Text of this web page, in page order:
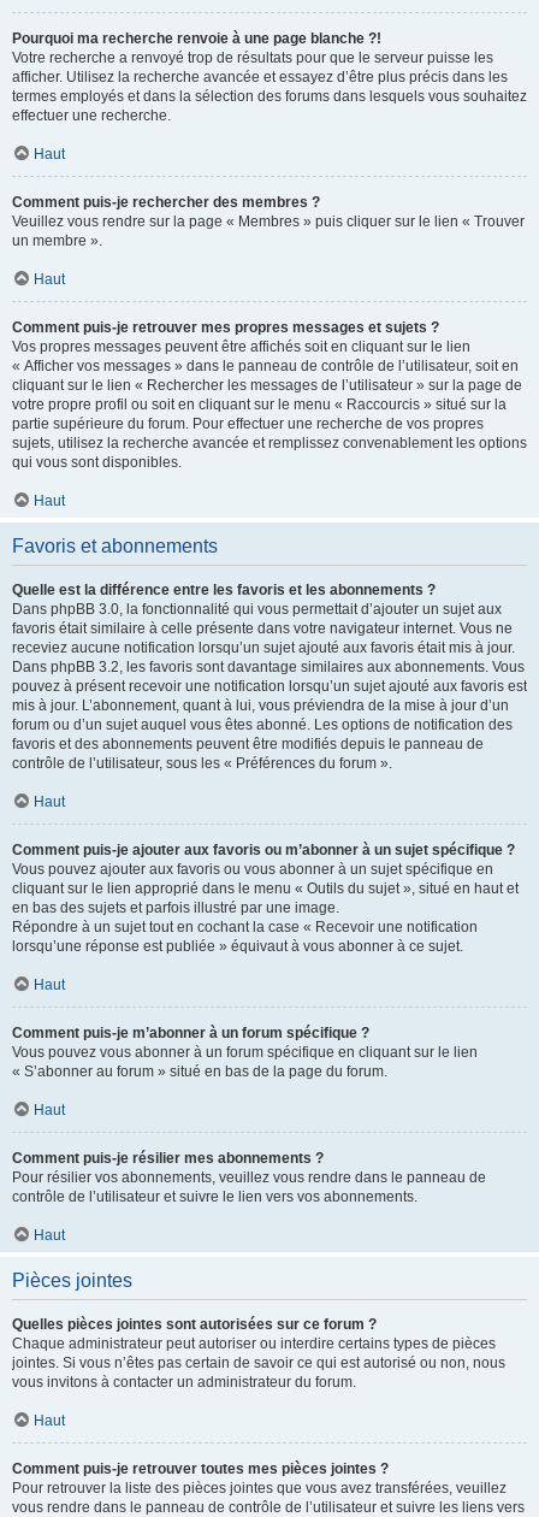
Pourquoi ma recherche renvoie à une page blanche ?!
Votre recherche a renvoyé trop de résultats pour que le serveur puisse les
afficher. Utilisez la recherche avancée et essayez d’être plus précis dans les
termes employés et dans la sélection des forums dans lesquels vous souhaitez
effectuer une recherche.
Haut
Comment puis-je rechercher des membres ?
Veuillez vous rendre sur la page « Membres » puis cliquer sur le lien « Trouver
un membre ».
Haut
Comment puis-je retrouver mes propres messages et sujets ?
Vos propres messages peuvent être affichés soit en cliquant sur le lien
« Afficher vos messages » dans le panneau de contrôle de l’utilisateur, soit en
cliquant sur le lien « Rechercher les messages de l’utilisateur » sur la page de
votre propre profil ou soit en cliquant sur le menu « Raccourcis » situé sur la
partie supérieure du forum. Pour effectuer une recherche de vos propres
sujets, utilisez la recherche avancée et remplissez convenablement les options
qui vous sont disponibles.
Haut
Favoris et abonnements
Quelle est la différence entre les favoris et les abonnements ?
Dans phpBB 3.0, la fonctionnalité qui vous permettait d’ajouter un sujet aux
favoris était similaire à celle présente dans votre navigateur internet. Vous ne
receviez aucune notification lorsqu’un sujet ajouté aux favoris était mis à jour.
Dans phpBB 3.2, les favoris sont davantage similaires aux abonnements. Vous
pouvez à présent recevoir une notification lorsqu’un sujet ajouté aux favoris est
mis à jour. L’abonnement, quant à lui, vous préviendra de la mise à jour d’un
forum ou d’un sujet auquel vous êtes abonné. Les options de notification des
favoris et des abonnements peuvent être modifiés depuis le panneau de
contrôle de l’utilisateur, sous les « Préférences du forum ».
Haut
Comment puis-je ajouter aux favoris ou m’abonner à un sujet spécifique ?
Vous pouvez ajouter aux favoris ou vous abonner à un sujet spécifique en
cliquant sur le lien approprié dans le menu « Outils du sujet », situé en haut et
en bas des sujets et parfois illustré par une image.
Répondre à un sujet tout en cochant la case « Recevoir une notification
lorsqu’une réponse est publiée » équivaut à vous abonner à ce sujet.
Haut
Comment puis-je m’abonner à un forum spécifique ?
Vous pouvez vous abonner à un forum spécifique en cliquant sur le lien
« S’abonner au forum » situé en bas de la page du forum.
Haut
Comment puis-je résilier mes abonnements ?
Pour résilier vos abonnements, veuillez vous rendre dans le panneau de
contrôle de l’utilisateur et suivre le lien vers vos abonnements.
Haut
Pièces jointes
Quelles pièces jointes sont autorisées sur ce forum ?
Chaque administrateur peut autoriser ou interdire certains types de pièces
jointes. Si vous n’êtes pas certain de savoir ce qui est autorisé ou non, nous
vous invitons à contacter un administrateur du forum.
Haut
Comment puis-je retrouver toutes mes pièces jointes ?
Pour retrouver la liste des pièces jointes que vous avez transférées, veuillez
vous rendre dans le panneau de contrôle de l’utilisateur et suivre les liens vers